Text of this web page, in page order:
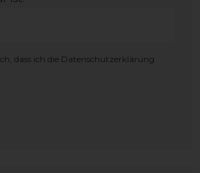
dass ich die Daten­schutz­erklärung